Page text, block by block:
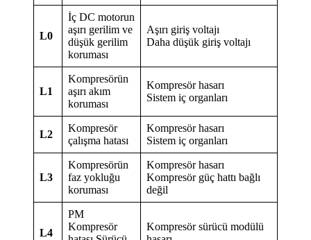
L0
İç DC motorun
aşırı gerilim ve
düşük gerilim
koruması
Aşırı giriş voltajı
Daha düşük giriş voltajı
L1
Kompresörün
aşırı akım
koruması
Kompresör hasarı
Sistem iç organları
L2
Kompresör
çalışma hatası
Kompresör hasarı
Sistem iç organları
L3
Kompresörün
faz yokluğu
koruması
Kompresör hasarı
Kompresör güç hattı bağlı
değil
L4
PM
Kompresör
Kompresör sürücü modülü